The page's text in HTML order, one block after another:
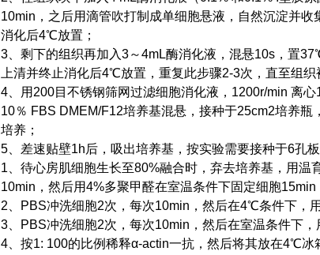
10min，之后用滴管吹打制成单细胞悬液，自然沉淀并收
消化后4℃放置；
3、剩下的组织再加入3～4mL酶消化液，混悬10s，置
上清并终止消化后4℃放置，重复此步骤2-3次，直至组织
4、用200目不锈钢筛网过滤细胞消化液，1200r/min 离
10％ FBS DMEM/F12培养基混悬，接种于25cm2培养
培养；
5、差速贴壁1h后，吸出培养基，按实验需要接种于6孔板
1、待心房肌细胞生长至80%融合时，弃去培养基，用温
10min，然后用4%多聚甲醛在室温条件下固定细胞15min
2、PBS冲洗细胞2次，每次10min，然后在4℃条件下，
3、PBS冲洗细胞2次，每次10min，然后在室温条件下，
4、按1: 100的比例稀释α-actin一抗，然后将其放在4℃冰